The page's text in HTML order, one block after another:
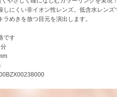
しにくい非イオン性レンズ。低含水レンズ
めきを放つ目元を演出します。
です